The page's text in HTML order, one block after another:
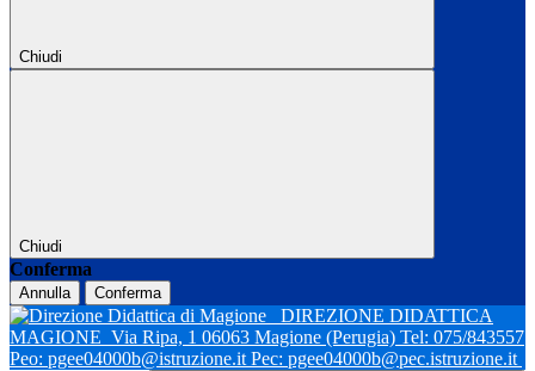
Chiudi
Chiudi
Conferma
Annulla Conferma
DIREZIONE DIDATTICA
MAGIONE Via Ripa, 1 06063 Magione (Perugia) Tel: 075/843557
Peo: pgee04000b@istruzione.it Pec: pgee04000b@pec.istruzione.it